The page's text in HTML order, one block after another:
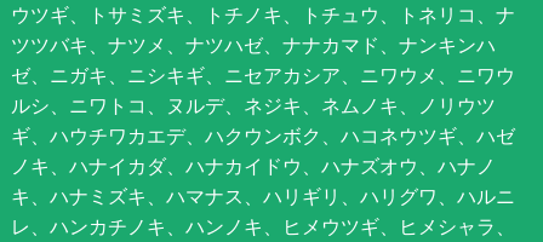
ウツギ、トサミズキ、トチノキ、トチュウ、トネリコ、ナ
ツツバキ、ナツメ、ナツハゼ、ナナカマド、ナンキンハ
ゼ、ニガキ、ニシキギ、ニセアカシア、ニワウメ、ニワウ
ルシ、ニワトコ、ヌルデ、ネジキ、ネムノキ、ノリウツ
ギ、ハウチワカエデ、ハクウンボク、ハコネウツギ、ハゼ
ノキ、ハナイカダ、ハナカイドウ、ハナズオウ、ハナノ
キ、ハナミズキ、ハマナス、ハリギリ、ハリグワ、ハルニ
レ、ハンカチノキ、ハンノキ、ヒメウツギ、ヒメシャラ、